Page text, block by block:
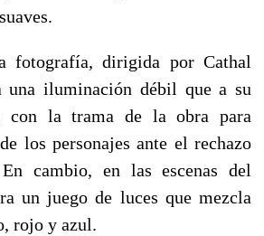
fotografía, dirigida por Cathal
una iluminación débil que a su
con la trama de la obra para
los personajes ante el rechazo
cambio, en las escenas del
un juego de luces que mezcla
rojo y azul.